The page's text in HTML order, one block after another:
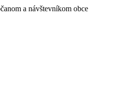
a návštevníkom obce